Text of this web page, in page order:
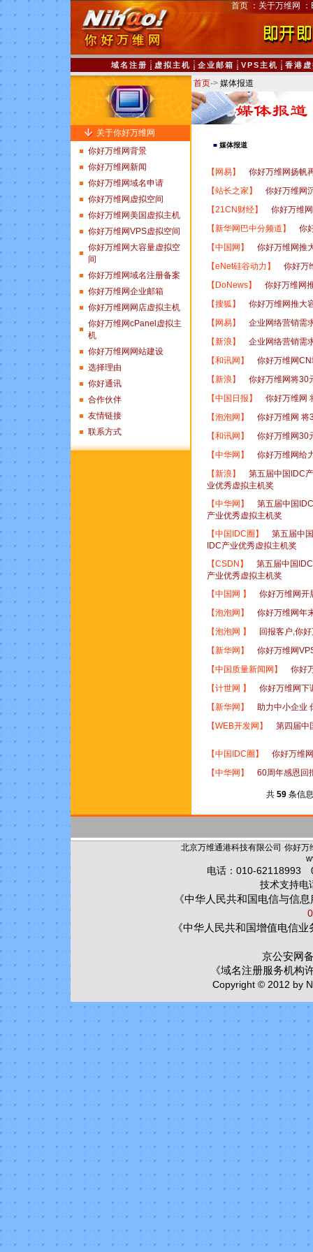
首页 ： 关于万维网 ：
域名注册 虚拟主机 企业邮箱 VPS主机 香港
关于你好万维网
你好万维网背景
你好万维网新闻
你好万维网域名申请
你好万维网虚拟空间
你好万维网美国虚拟主机
你好万维网VPS虚拟空间
你好万维网大容量虚拟空
间
你好万维网域名注册备案
你好万维网企业邮箱
你好万维网网店虚拟主机
你好万维网cPanel虚拟主
机
你好万维网网站建设
选择理由
你好通讯
合作伙伴
友情链接
联系方式
首页-> 媒体报道
■媒体报道
【网易】
你好万维网扬帆
【站长之家】
你好万维网
【21CN财经】
你好万维
【新华网巴中分频道】
你
【中国网】
你好万维网推
【eNet硅谷动力】
你好万
【DoNews】
你好万维网
【搜狐】
你好万维网推大
【网易】
企业网络营销需
【新浪】
企业网络营销需
【和讯网】
你好万维网
【新浪】
你好万维网将30
【中国日报】
你好万维网
【泡泡网】
你好万维网
【和讯网】
你好万维网30
【中华网】
你好万维网给
【新浪】
第五届中国IDC
业优秀虚拟主机奖
【中华网】
第五届中国
产业优秀虚拟主机奖
【中国IDC圈】
第五届中
IDC产业优秀虚拟主机奖
【CSDN】
第五届中国
产业优秀虚拟主机奖
【中国网 】
你好万维网开
【泡泡网】
你好万维网年
【泡泡网 】
回报客户,你
【新华网】
你好万维网
【中国质量新闻网】
你好
【计世网 】
你好万维网下
【新华网】
助力中小企业
【WEB开发网】 第四届中
【中国IDC圈】
你好万维
【中华网】 60周年感恩回
共 59条信
北京万维通港科技有限公司 ·你好万
电话：010-62118993
技术支持电
《中华人民共和国电信与信
《中华人民共和国增值电信
京公安网
《域名注册服务机构
Copyright © 2012 by